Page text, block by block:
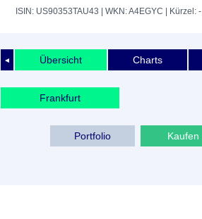
ISIN: US90353TAU43 | WKN: A4EGYC | Kürzel: -
◄ Übersicht Charts
Frankfurt
Kaufen
Portfolio